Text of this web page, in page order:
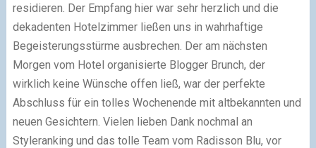
residieren. Der Empfang hier war sehr herzlich und die
dekadenten Hotelzimmer ließen uns in wahrhaftige
Begeisterungsstürme ausbrechen. Der am nächsten
Morgen vom Hotel organisierte Blogger Brunch, der
wirklich keine Wünsche offen ließ, war der perfekte
Abschluss für ein tolles Wochenende mit altbekannten und
neuen Gesichtern. Vielen lieben Dank nochmal an
Styleranking und das tolle Team vom Radisson Blu, vor